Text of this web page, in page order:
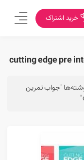
خرید اشتراک
"جواب تمرین